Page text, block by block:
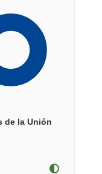
de la Unión